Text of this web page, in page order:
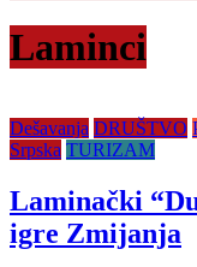
Laminci
Dešavanja DRUŠTVO
Srpska TURIZAM
Laminački
igre Zmijanja